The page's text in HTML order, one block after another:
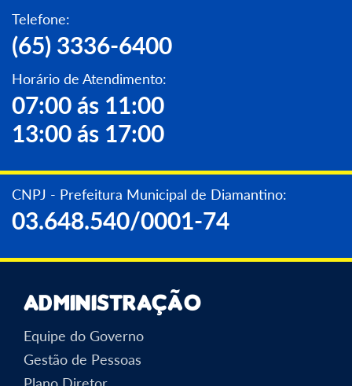
Telefone:
(65) 3336-6400
Horário de Atendimento:
07:00 ás 11:00
13:00 ás 17:00
CNPJ - Prefeitura Municipal de Diamantino:
03.648.540/0001-74
Administração
Equipe do Governo
Gestão de Pessoas